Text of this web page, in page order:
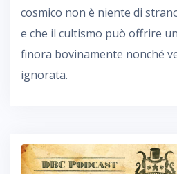
cosmico non è niente di
e che il cultismo può offrire
finora bovinamente nonché
ignorata.